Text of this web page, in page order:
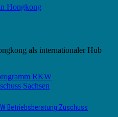
als internationaler Hub
Betriebsberatung Zuschuss